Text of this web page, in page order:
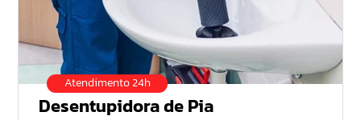
Atendimento 24h
Desentupidora de Pia